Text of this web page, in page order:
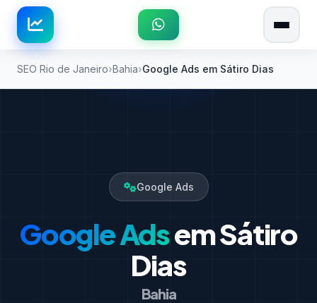
SEO Rio de Janeiro Bahia Google Ads em Sátiro Dias
Google Ads
Google Adsem Sátiro
Dias
Bahia